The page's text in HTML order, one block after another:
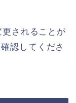
されることが
認してくださ